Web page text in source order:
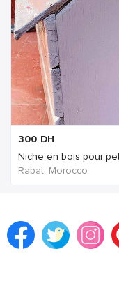
300 DH
Niche en bois pour
Rabat, Morocco